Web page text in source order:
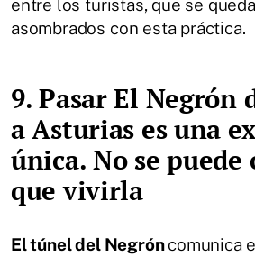
entre los turistas, que se
asombrados con esta práctica.
9. Pasar El Negrón
a Asturias es una
única. No se puede
que vivirla
El túnel del Negróncomunica